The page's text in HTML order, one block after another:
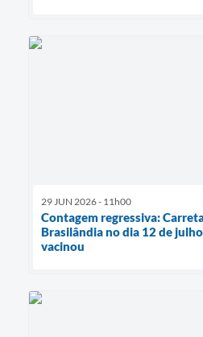
29 JUN 2026 - 11h00
Contagem regressiva:
Brasilândia no dia 12 de
vacinou